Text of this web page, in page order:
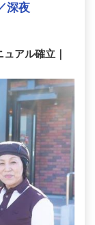
深夜
アル確立｜